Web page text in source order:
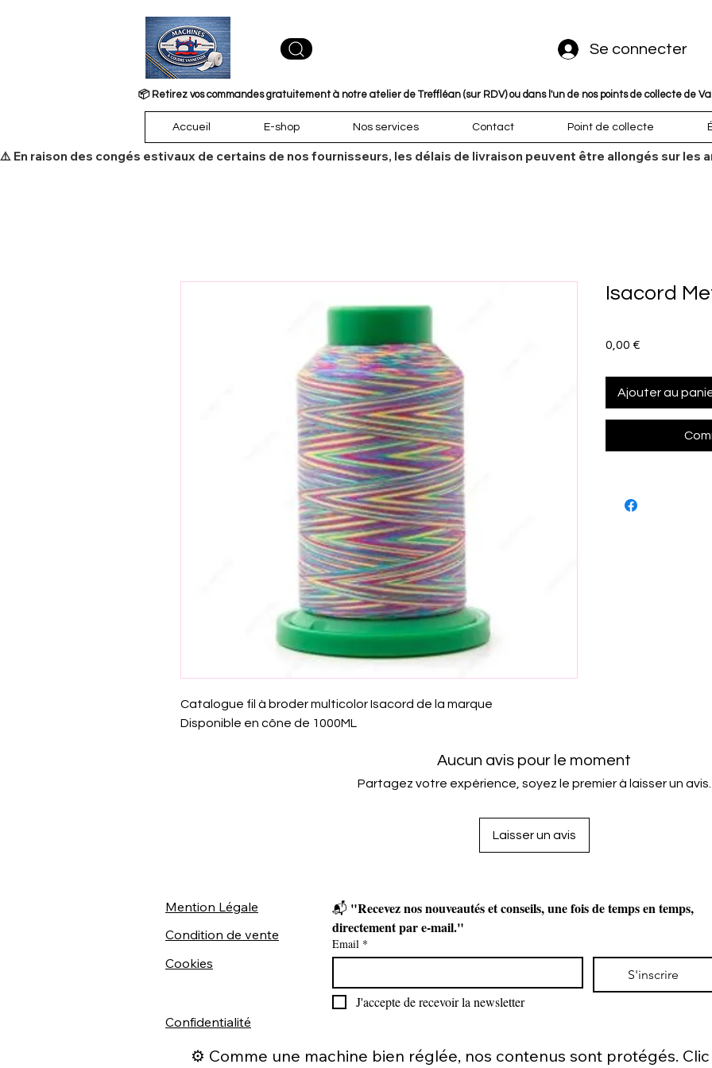
Se connecter
📦 Retirez vos commandes gratuitement à notre atelier de Treffléan (sur RDV) ou dans l'un de nos points de collecte de
Accueil E-shop Nos services Contact Point de collecte
​⚠️ En raison des congés estivaux de certains de nos fournisseurs, les délais de livraison peuvent être allongés sur
Catalogue fil à broder multicolor Isacord de la marque
Disponible en cône de 1000ML
Isacord
0,00 €
Ajouter au
Aucun avis pour le moment
Partagez votre expérience, soyez le premier à laisser un avis.
Laisser un avis
Mention Légale
Condition de vente
Cookies
Confidentialité
📬 "Recevez nos nouveautés et conseils, une fois de temps en temps,
directement par e-mail."
Email *
S'inscrire
J'accepte de recevoir la newsletter
⚙️ Comme une machine bien réglée, nos contenus sont protégés.